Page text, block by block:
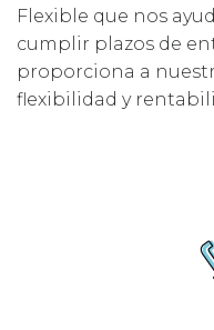
Flexible que nos
cumplir plazos de
proporciona a
flexibilidad y